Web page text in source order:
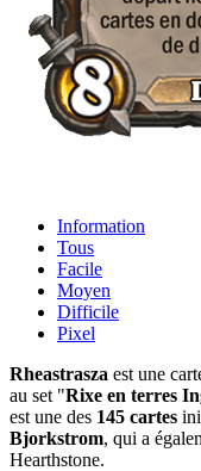
Information
Tous
Facile
Moyen
Difficile
Pixel
Rheastrasza est une
au set "Rixe en terres
est une des 145 cartes
Bjorkstrom, qui a
Hearthstone.